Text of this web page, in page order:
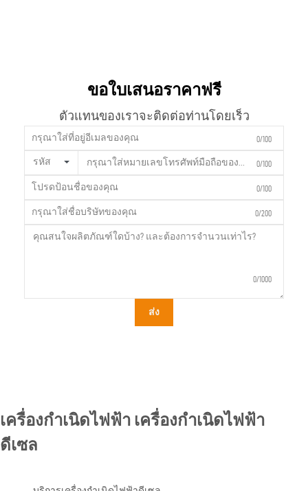
ขอใบเสนอราคาฟรี
ตัวแทนของเราจะติดต่อท่านโดยเร็ว
0/100
รหัส 0/100
0/100
0/200
0/1000
ส่ง
เครื่องกำเนิดไฟฟ้า เครื่องกำเนิดไฟฟ้า
ดีเซล